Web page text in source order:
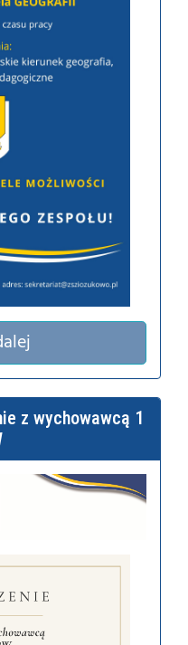
z wychowawcą 1